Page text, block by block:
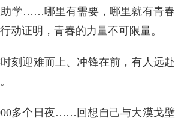
助学……哪里有需要，哪里就有青春
动证明，青春的力量不可限量。
刻迎难而上、冲锋在前，有人远赴
多个日夜……回想自己与大漠戈壁